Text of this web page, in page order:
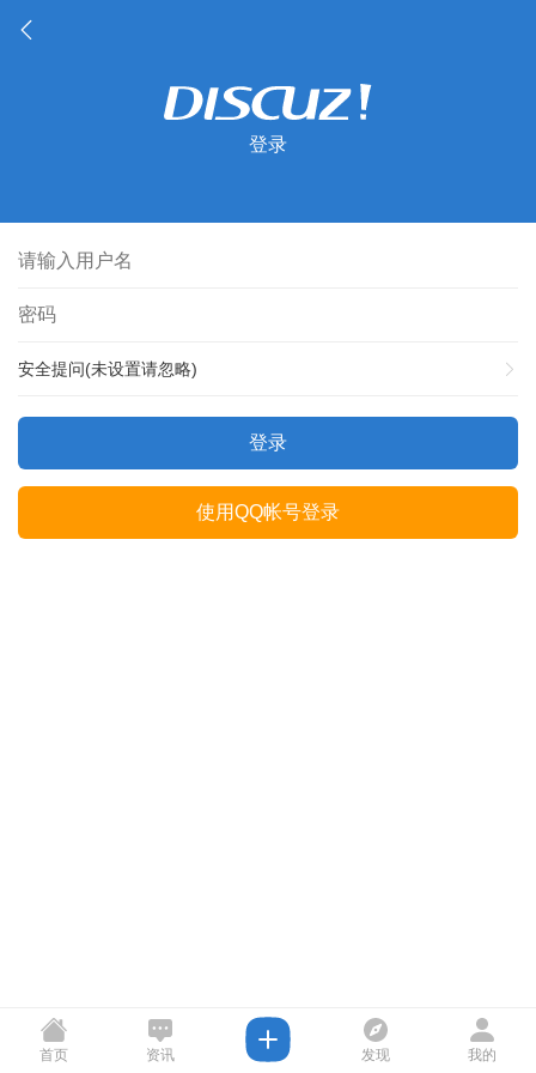
登录
安全提问(未设置请忽略)
登录
使用QQ帐号登录
首页 资讯 发现 我的